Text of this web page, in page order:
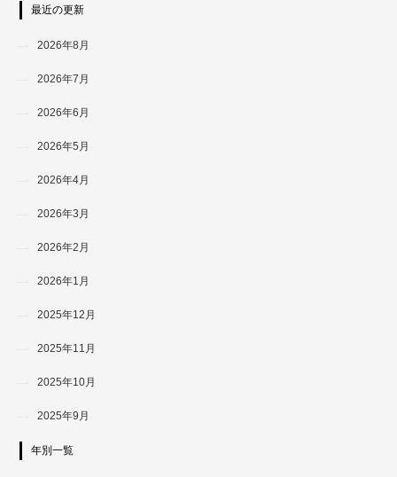
最近の更新
2026年8月
2026年7月
2026年6月
2026年5月
2026年4月
2026年3月
2026年2月
2026年1月
2025年12月
2025年11月
2025年10月
2025年9月
年別一覧